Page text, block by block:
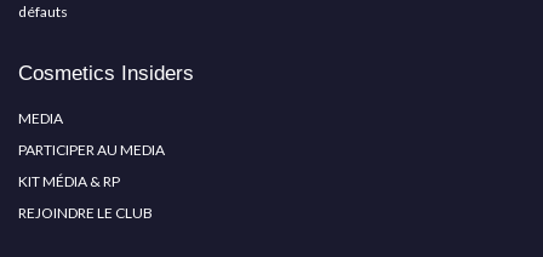
défauts
Cosmetics Insiders
MEDIA
PARTICIPER AU MEDIA
KIT MÉDIA & RP
REJOINDRE LE CLUB